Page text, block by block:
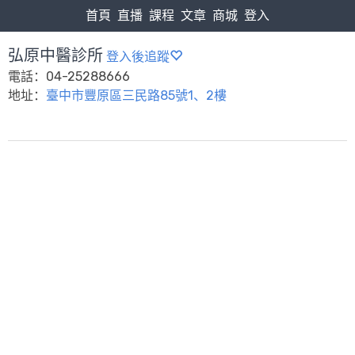
首頁 直播 課程 文章 商城 登入
弘原中醫診所 登入後追蹤
電話：04-25288666
地址： 臺中市豐原區三民路85號1、2樓